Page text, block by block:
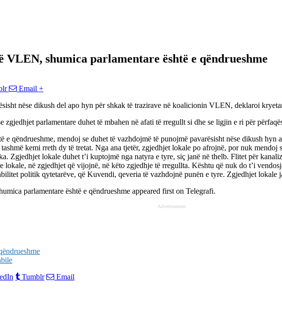
shumica parlamentare është e qëndrueshme
Email +
nëse dikush del apo hyn për shkak të trazirave në koalicionin VLEN, deklaroi
parlamentare duhet të mbahen në afati të rregullt si dhe se ligjin e ri për
e qëndrueshme, mendoj se duhet të vazhdojmë të punojmë pavarësisht nëse dikush
kemi rreth dy të tretat. Nga ana tjetër, zgjedhjet lokale po afrojnë, por nuk
Zgjedhjet lokale duhet t’i kuptojmë nga natyra e tyre, siç janë në thelb. Flitet për
lokale, në zgjedhjet që vijojnë, në këto zgjedhje të rregullta. Kështu që nuk do t’i
politik qytetarëve, që Kuvendi, qeveria të vazhdojnë punën e tyre. Zgjedhjet lokale
parlamentare është e qëndrueshme appeared first on Telegrafi.
Advertisement
Tumblr Email